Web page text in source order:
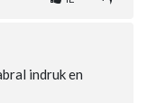
indruk en